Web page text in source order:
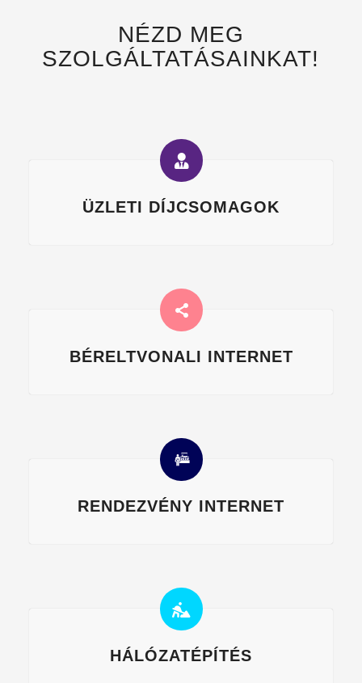
NÉZD MEG
SZOLGÁLTATÁSAINKAT!
ÜZLETI DÍJCSOMAGOK
BÉRELTVONALI INTERNET
RENDEZVÉNY INTERNET
HÁLÓZATÉPÍTÉS